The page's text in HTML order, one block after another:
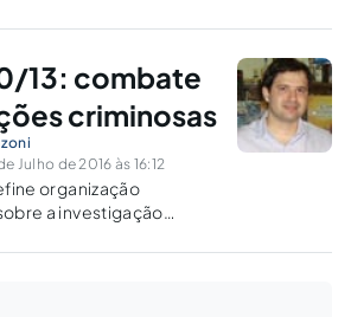
pela Lei de
13: combate
criminosas
Julho de 2016 às 16:12
organização
a investigação
e o procedimento